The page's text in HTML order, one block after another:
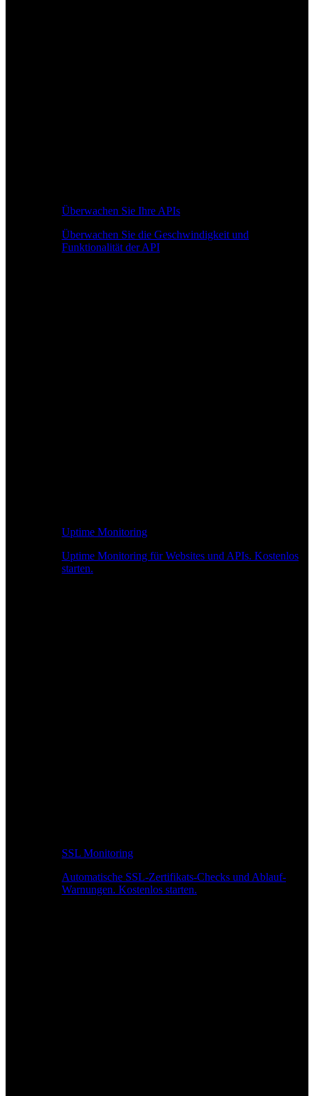
Überwachen Sie Ihre APIs
Überwachen Sie die Geschwindigkeit und
Funktionalität der API
Uptime Monitoring
Uptime Monitoring für Websites und APIs. Kostenlos
starten.
SSL Monitoring
Automatische SSL-Zertifikats-Checks und Ablauf-
Warnungen. Kostenlos starten.